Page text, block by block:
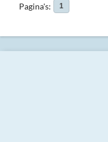
Pagina's 1